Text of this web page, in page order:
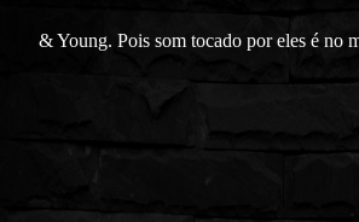
& Young. Pois som tocado por eles é no